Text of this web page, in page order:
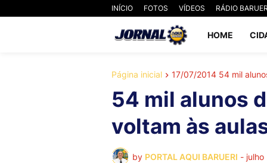
INÍCIO FOTOS VÍDEOS RÁDIO
HOME
Página inicial 17/07/2014 54 mil
54 mil alunos
voltam às
by PORTAL AQUI BARUERI - julho